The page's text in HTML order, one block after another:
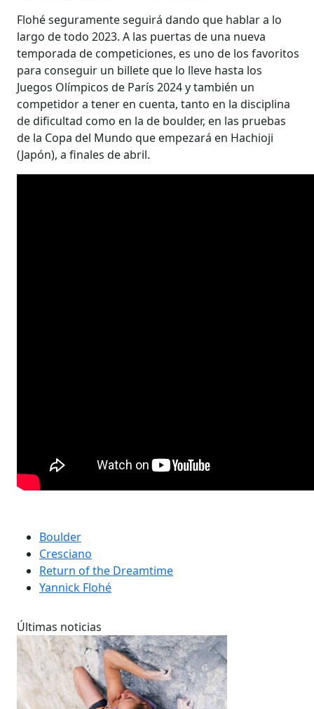
Flohé seguramente seguirá dando que hablar a lo
largo de todo 2023. A las puertas de una nueva
temporada de competiciones, es uno de los favoritos
para conseguir un billete que lo lleve hasta los
Juegos Olímpicos de París 2024 y también un
competidor a tener en cuenta, tanto en la disciplina
de dificultad como en la de boulder, en las pruebas
de la Copa del Mundo que empezará en Hachioji
(Japón), a finales de abril.
Boulder
Cresciano
Return of the Dreamtime
Yannick Flohé
Últimas noticias